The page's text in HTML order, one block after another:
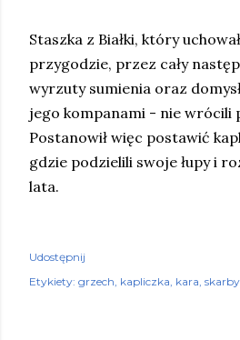
Staszka z Białki, który
przygodzie, przez cały
wyrzuty sumienia oraz
jego kompanami - nie wrócili
Postanowił więc postawić
gdzie podzielili swoje łupy i
lata.
Udostępnij
Etykiety: grzech kapliczka kara skarby